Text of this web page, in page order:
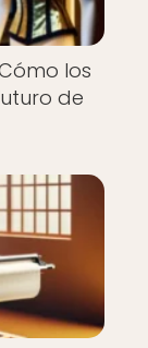
los
de